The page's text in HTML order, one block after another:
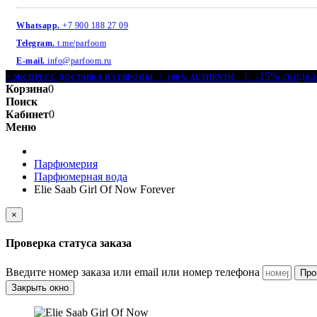
Whatsapp. +7 900 188 27 09
Telegram. t.me/parfoom
E-mail. info@parfoom.ru
<ЭКСПРЕСС-ДОСТАВКА ИЗ ЕВРОПЫ | 100% AUTHENTIC
| -15% скидка
Корзина0
Поиск
Кабинет0
Меню
Парфюмерия
Парфюмерная вода
Elie Saab Girl Of Now Forever
×
Проверка статуса заказа
Введите номер заказа или email или номер телефона
Закрыть окно